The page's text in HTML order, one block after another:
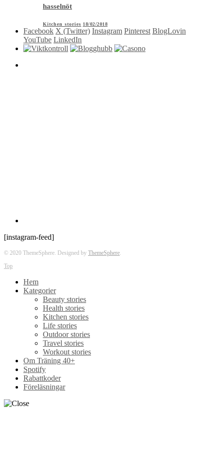
hasselnöt
Kitchen stories 18/02/2018
Facebook X (Twitter) Instagram Pinterest BlogLovin
YouTube LinkedIn
[instagram-feed]
© 2020 ThemeSphere. Designed by ThemeSphere
Top
Hem
Kategorier
Beauty stories
Health stories
Kitchen stories
Life stories
Outdoor stories
Travel stories
Workout stories
Om Träning 40+
Spotify
Rabattkoder
Föreläsningar